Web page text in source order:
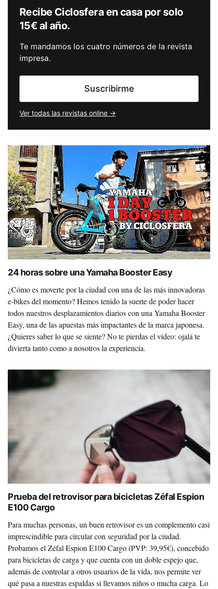
Recibe Ciclosfera en casa por solo
15€ al año.
Te mandamos los cuatro números de la revista
impresa.
Suscribirme
Ver todas las revistas online →
24 horas sobre una Yamaha Booster Easy
¿Cómo es moverte por la ciudad con una de las más innovadoras
e-bikes del momento? Hemos tenido la suerte de poder hacer
todos nuestros desplazamientos diarios con una Yamaha Booster
Easy, una de las apuestas más impactantes de la marca japonesa.
¿Quieres saber lo que se siente? No te pierdas el vídeo: ojalá te
divierta tanto como a nosotros la experiencia.
Prueba del retrovisor para bicicletas Zéfal Espion
E100 Cargo
Para muchas personas, un buen retrovisor es un complemento casi
imprescindible para circular con seguridad por la ciudad.
Probamos el Zéfal Espion E100 Cargo (PVP: 39,95€), concebido
para bicicletas de carga y que cuenta con un doble espejo que,
además de controlar a otros usuarios de la vida, nos permite ver
qué pasa a nuestras espaldas si llevamos niños o mucha carga. Lo